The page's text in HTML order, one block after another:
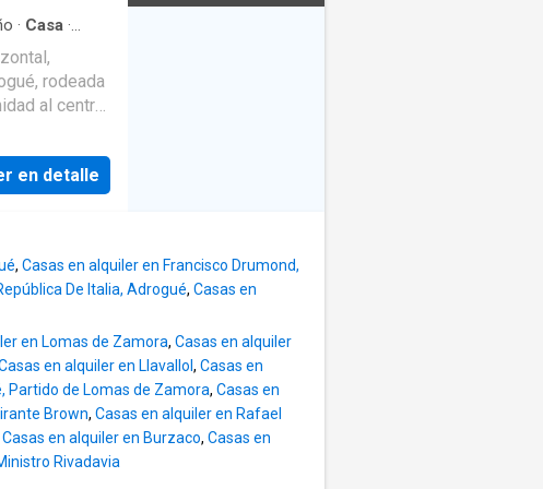
carácter
surgen del
a mero
y
ser
surgen del
· Casa ·
rodeada
al centro
de confort y
Al
a un
al frente,
funcional. Un
equipada
y
en detalle
, Casas en alquiler en Francisco Drumond,
De Italia, Adrogué, Casas en
en Lomas de Zamora, Casas en alquiler
en alquiler en Llavallol , Casas en
Partido de Lomas de Zamora, Casas en
Brown, Casas en alquiler en Rafael
Casas en alquiler en Burzaco, Casas en
Rivadavia